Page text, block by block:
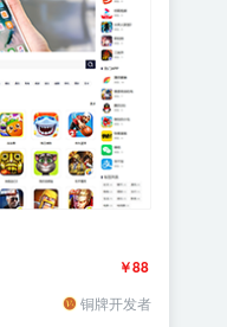
￥88
铜牌开发者